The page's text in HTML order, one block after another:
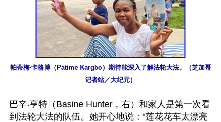
帕蒂梅‧卡格博（Patime Kargbo）期待能深入了解法轮大法。（芝加哥
记者站／大纪元）
巴辛‧亨特（Basine Hunter，右）和家人是第一次看
到法轮大法的队伍。她开心地说：“莲花花车太漂亮